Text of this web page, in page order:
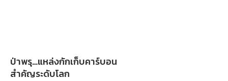
ป่าพรุ…แหล่งกักเก็บคาร์บอน
สำคัญระดับโลก